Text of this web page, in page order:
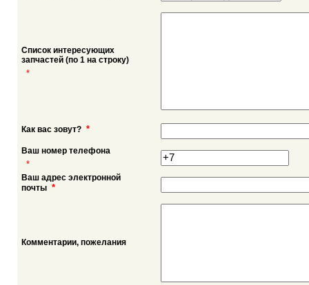
Список интересующих
запчастей (по 1 на строку)
*
Как вас зовут? *
Ваш номер телефона
*
Ваш адрес электронной
почты *
Комментарии, пожелания